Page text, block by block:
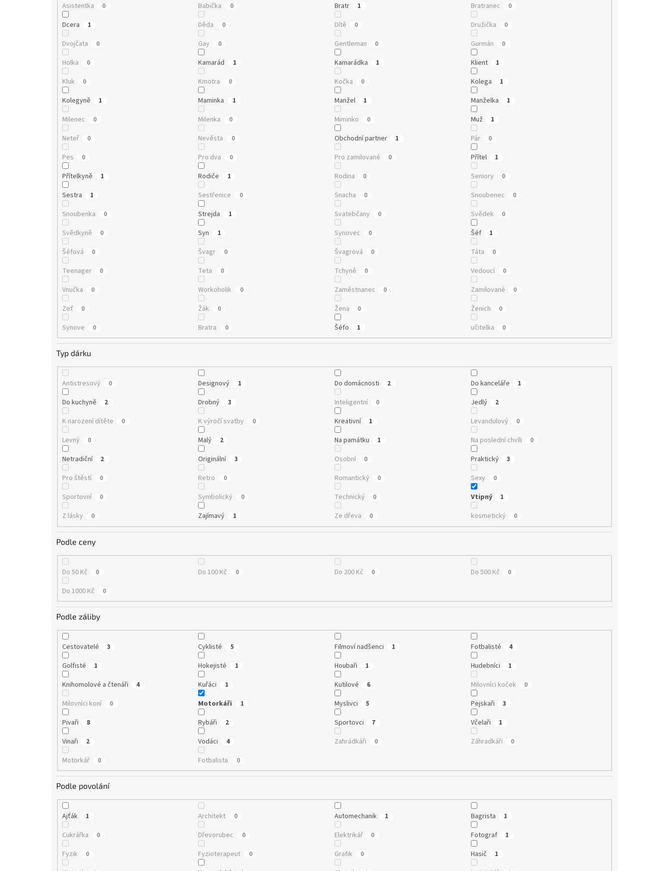
Asistentka 0 Babička 0 Bratr 1 Bratranec 0
Dcera 1 Děda 0 Dítě 0 Družička 0
Dvojčata 0 Gay 0 Gentleman 0 Gurmán 0
Holka 0 Kamarád 1 Kamarádka 1 Klient 1
Kluk 0 Kmotra 0 Kočka 0 Kolega 1
Kolegyně 1 Maminka 1 Manžel 1 Manželka 1
Milenec 0 Milenka 0 Miminko 0 Muž 1
Neteř 0 Nevěsta 0 Obchodní partner 1 Pár 0
Pes 0 Pro dva 0 Pro zamilované 0 Přítel 1
Přítelkyně 1 Rodiče 1 Rodina 0 Seniory 0
Sestra 1 Sestřenice 0 Snacha 0 Snoubenec 0
Snoubenka 0 Strejda 1 Svatebčany 0 Svědek 0
Svědkyně 0 Syn 1 Synovec 0 Šéf 1
Šéfová 0 Švagr 0 Švagrová 0 Táta 0
Teenager 0 Teta 0 Tchyně 0 Vedoucí 0
Vnučka 0 Workoholik 0 Zaměstnanec 0 Zamilované 0
Zeť 0 Žák 0 Žena 0 Ženich 0
Synove 0 Bratra 0 Šéfo 1 učitelka 0
Typ dárku
Antistresový 0 Designový 1 Do domácnosti 2 Do kanceláře 1
Do kuchyně 2 Drobný 3 Inteligentní 0 Jedlý 2
K narození dítěte 0 K výročí svatby 0 Kreativní 1 Levandulový 0
Levný 0 Malý 2 Na památku 1 Na poslední chvíli 0
Netradiční 2 Originální 3 Osobní 0 Praktický 3
Pro štěstí 0 Retro 0 Romantický 0 Sexy 0
Sportovní 0 Symbolický 0 Technický 0 Vtipný 1
Z lásky 0 Zajímavý 1 Ze dřeva 0 kosmetický 0
Podle ceny
Do 50 Kč 0 Do 100 Kč 0 Do 200 Kč 0 Do 500 Kč 0
Do 1000 Kč 0
Podle záliby
Cestovatelé 3 Cyklisté 5 Filmoví nadšenci 1 Fotbalisté 4
Golfisté 1 Hokejisté 1 Houbaři 1 Hudebníci 1
Knihomolové a čtenáři 4 Kuřáci 1 Kutilové 6 Milovníci koček 0
Milovníci koní 0 Motorkáři 1 Myslivci 5 Pejskaři 3
Pivaři 8 Rybáři 2 Sportovci 7 Včelaři 1
Vinaři 2 Vodáci 4 Zahrádkáři 0 Záhradkáři 0
Motorkář 0 Fotbalista 0
Podle povolání
Ajťák 1 Architekt 0 Automechanik 1 Bagrista 1
Cukrářka 0 Dřevorubec 0 Elektrikář 0 Fotograf 1
Fyzik 0 Fyzioterapeut 0 Grafik 0 Hasič 1